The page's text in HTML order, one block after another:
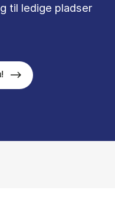
til ledige pladser